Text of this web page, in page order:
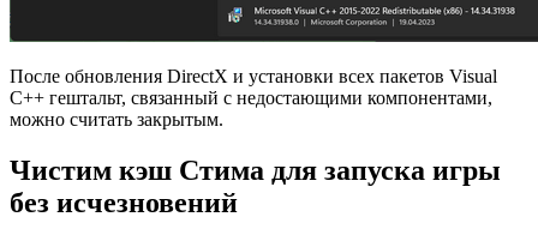
После обновления DirectX и установки всех пакетов Visual
C++ гештальт, связанный с недостающими компонентами,
можно считать закрытым.
Чистим кэш Стима для запуска игры
без исчезновений